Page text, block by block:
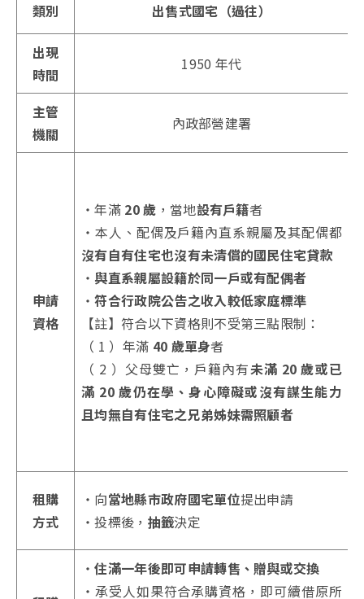
類別 出售式國宅（過往）
出現
時間
1950 年代
主管
機關
內政部營建署
申請
資格
・年滿 20 歲 ，當地設有戶籍者
・本人、配偶及戶籍內直系親屬及其配偶都
沒有自有住宅也沒有未清償的國民住宅貸款
・ 與直系親屬設籍於同一戶或有配偶者
・符合行政院公告之收入較低家庭標準
【註】符合以下資格則不受第三點限制：
（ 1 ）年滿 40 歲單身者
（ 2 ）父母雙亡，戶籍內有未滿 20 歲或已
滿 20 歲仍在學、身心障礙或沒有謀生能力
且均無自有住宅之兄弟姊妹需照顧者
租購
方式
・向當地縣市政府國宅單位提出申請
・投標後， 抽籤決定
・住滿一年後即可申請轉售、贈與或交換
・承受人如果符合承購資格，即可續借原所